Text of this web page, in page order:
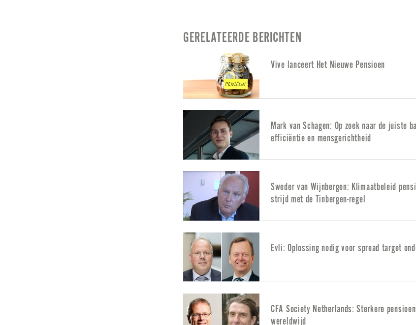
GERELATEERDE BERICHTEN
Vive lanceert Het Nieuwe Pensioen
Mark van Schagen: Op zoek naar de juiste
efficiëntie en mensgerichtheid
Sweder van Wijnbergen: Klimaatbeleid
strijd met de Tinbergen-regel
Evli: Oplossing nodig voor spread target
CFA Society Netherlands: Sterkere
wereldwijd